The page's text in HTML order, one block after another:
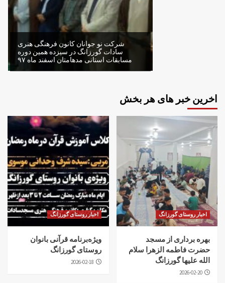
شرکت نو جوانان کانون فرهنگی هنری
سادات گورزانگ در سیزده همین دوره
مسابقات استانی مدهامتان اسفند ماه ۹۷
اخرین خبر های هر بخش
اخبار روستای گورزانگ
بهره برداری از مسجد
حضرت فاطمه الزهرا سلام
الله علیها گورزانگ
2026-02-20
اخبار روستای گورزانگ
ویژه‌برنامه قرآنی بانوان
روستای گورزانگ
2026-02-18